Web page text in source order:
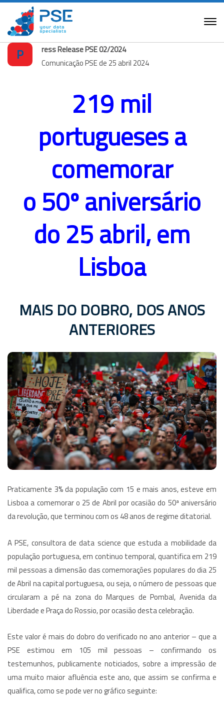
P
ress Release PSE 02/2024
Comunicação PSE de 25 abril 2024
219 mil
portugueses a
comemorar
o 50º aniversário
do 25 abril, em
Lisboa
MAIS DO DOBRO, DOS ANOS
ANTERIORES
Praticamente 3% da população com 15 e mais anos, esteve em
Lisboa a comemorar o 25 de Abril por ocasião do 50ª aniversário
da revolução, que terminou com os 48 anos de regime ditatorial.
A PSE, consultora dedata science que estuda a mobilidade da
população portuguesa, em continuo temporal, quantifica em 219
mil pessoas a dimensão das comemorações populares do dia 25
de Abril na capital portuguesa, ou seja, o número de pessoas que
circularam a pé na zona do Marques de Pombal, Avenida da
Liberdade e Praça do Rossio, por ocasião desta celebração.
Este valor é mais do dobro do verificado no ano anterior – que a
PSE estimou em 105 mil pessoas – confirmando os
testemunhos, publicamente noticiados, sobre a impressão de
uma muito maior afluência este ano, que assim se confirma e
qualifica, como se pode ver no gráfico seguinte: